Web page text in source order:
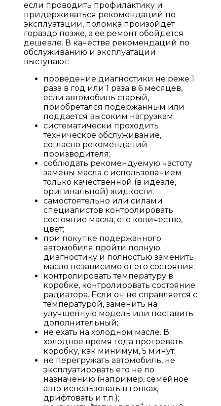
если проводить профилактику и
придерживаться рекомендаций по
эксплуатации, поломка произойдет
гораздо позже, а ее ремонт обойдется
дешевле. В качестве рекомендаций по
обслуживанию и эксплуатации
выступают:
проведение диагностики не реже 1
раза в год или 1 раза в 6 месяцев,
если автомобиль старый,
приобретался подержанным или
поддается высоким нагрузкам;
систематически проходить
техническое обслуживание,
согласно рекомендаций
производителя;
соблюдать рекомендуемую частоту
замены масла с использованием
только качественной (в идеале,
оригинальной) жидкости;
самостоятельно или силами
специалистов контролировать
состояние масла, его количество,
цвет;
при покупке подержанного
автомобиля пройти полную
диагностику и полностью заменить
масло независимо от его состояния;
контролировать температуру в
коробке, контролировать состояние
радиатора. Если он не справляется с
температурой, заменить на
улучшенную модель или поставить
дополнительный;
не ехать на холодном масле. В
холодное время года прогревать
коробку, как минимум, 5 минут;
не перегружать автомобиль, не
эксплуатировать его не по
назначению (например, семейное
авто использовать в гонках,
дрифтовать и т.п.);